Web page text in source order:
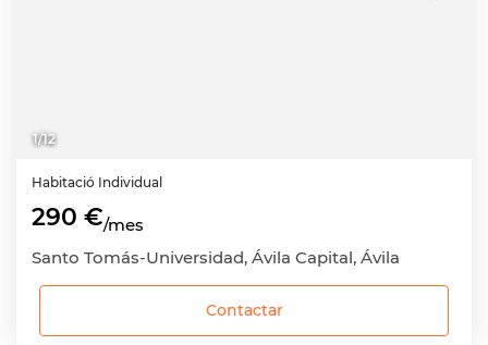
1/12
Habitació Individual
290 €/mes
Santo Tomás-Universidad, Ávila Capital, Ávila
Contactar